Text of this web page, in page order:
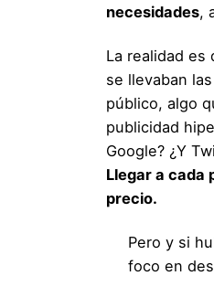
necesidades,
La realidad es
se llevaban
público, algo
publicidad
Google? ¿Y
Llegar a cada
precio.
Pero y si
foco en